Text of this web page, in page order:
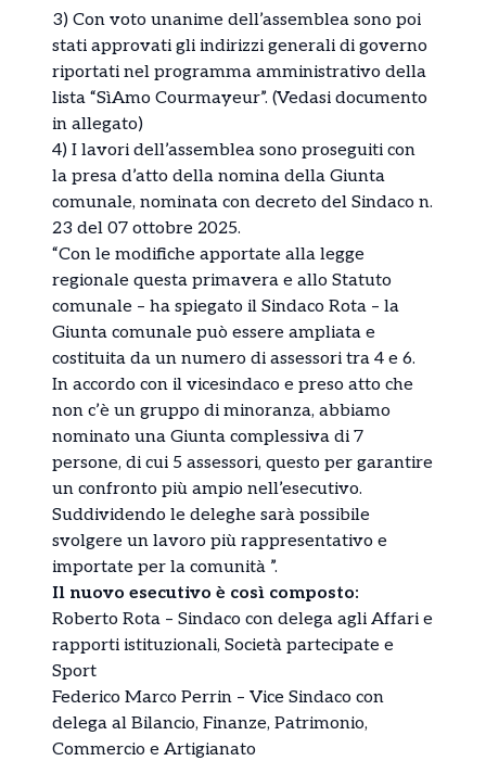
3) Con voto unanime dell’assemblea sono poi
stati approvati gli indirizzi generali di governo
riportati nel programma amministrativo della
lista “SìAmo Courmayeur”. (Vedasi documento
in allegato)
4) I lavori dell’assemblea sono proseguiti con
la presa d’atto della nomina della Giunta
comunale, nominata con decreto del Sindaco n.
23 del 07 ottobre 2025.
“Con le modifiche apportate alla legge
regionale questa primavera e allo Statuto
comunale – ha spiegato il Sindaco Rota – la
Giunta comunale può essere ampliata e
costituita da un numero di assessori tra 4 e 6.
In accordo con il vicesindaco e preso atto che
non c’è un gruppo di minoranza, abbiamo
nominato una Giunta complessiva di 7
persone, di cui 5 assessori, questo per garantire
un confronto più ampio nell’esecutivo.
Suddividendo le deleghe sarà possibile
svolgere un lavoro più rappresentativo e
importate per la comunità ”.
Il nuovo esecutivo è così composto:
Roberto Rota – Sindaco con delega agli Affari e
rapporti istituzionali, Società partecipate e
Sport
Federico Marco Perrin – Vice Sindaco con
delega al Bilancio, Finanze, Patrimonio,
Commercio e Artigianato